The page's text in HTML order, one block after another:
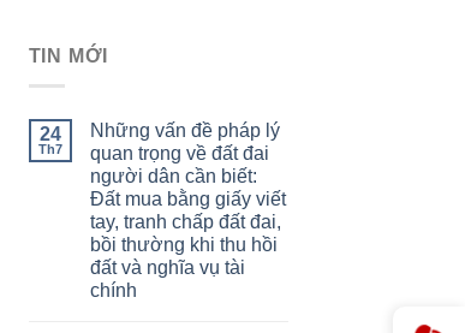
TIN MỚI
24
Th7
Những vấn đề pháp lý
quan trọng về đất đai
người dân cần biết:
Đất mua bằng giấy viết
tay, tranh chấp đất đai,
bồi thường khi thu hồi
đất và nghĩa vụ tài
chính